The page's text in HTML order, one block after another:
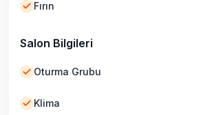
Fırın
Salon Bilgileri
Oturma Grubu
Klima